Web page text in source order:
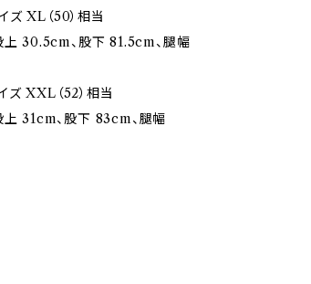
XL（50）相当
上 30.5cm、股下 81.5cm、腿幅
XXL（52）相当
上 31cm、股下 83cm、腿幅